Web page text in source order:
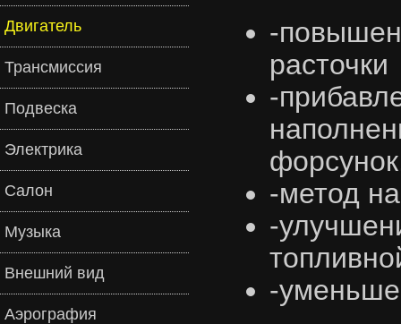
Двигатель
Трансмиссия
Подвеска
Электрика
Салон
Музыка
Внешний вид
Аэрография
-
расточки
-
-метод
-
-